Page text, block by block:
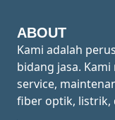
ABOUT
Kami adalah
bidang jasa.
service,
fiber optik, listrik,